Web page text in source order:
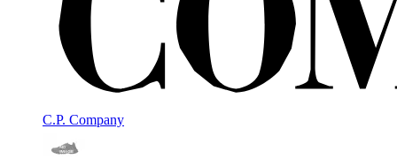
C.P. Company